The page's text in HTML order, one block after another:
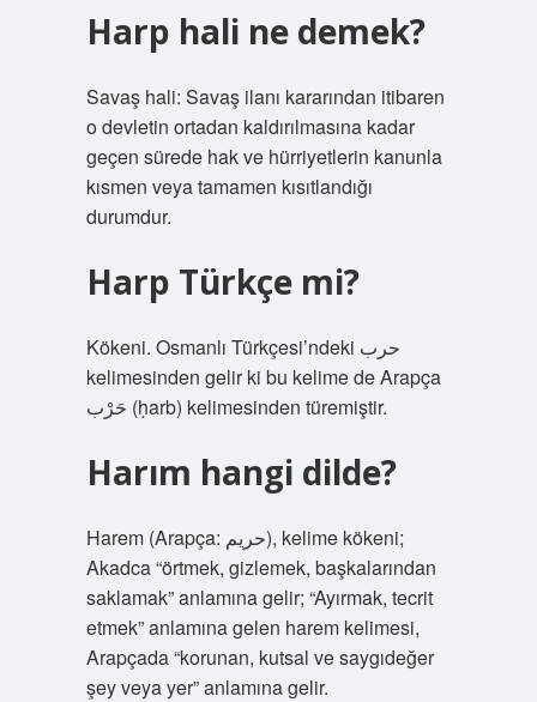
Harp hali ne demek?
Savaş hali: Savaş ilanı kararından itibaren
o devletin ortadan kaldırılmasına kadar
geçen sürede hak ve hürriyetlerin kanunla
kısmen veya tamamen kısıtlandığı
durumdur.
Harp Türkçe mi?
Kökeni. Osmanlı Türkçesi’ndeki حرب
kelimesinden gelir ki bu kelime de Arapça
حَرْب (ḥarb) kelimesinden türemiştir.
Harım hangi dilde?
Harem (Arapça: حريم), kelime kökeni;
Akadca “örtmek, gizlemek, başkalarından
saklamak” anlamına gelir; “Ayırmak, tecrit
etmek” anlamına gelen harem kelimesi,
Arapçada “korunan, kutsal ve saygıdeğer
şey veya yer” anlamına gelir.